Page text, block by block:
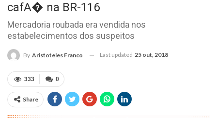
cafA� na BR-116
Mercadoria roubada era vendida nos
estabelecimentos dos suspeitos
By Aristoteles Franco Last updated 25 out, 2018
0
333
Share